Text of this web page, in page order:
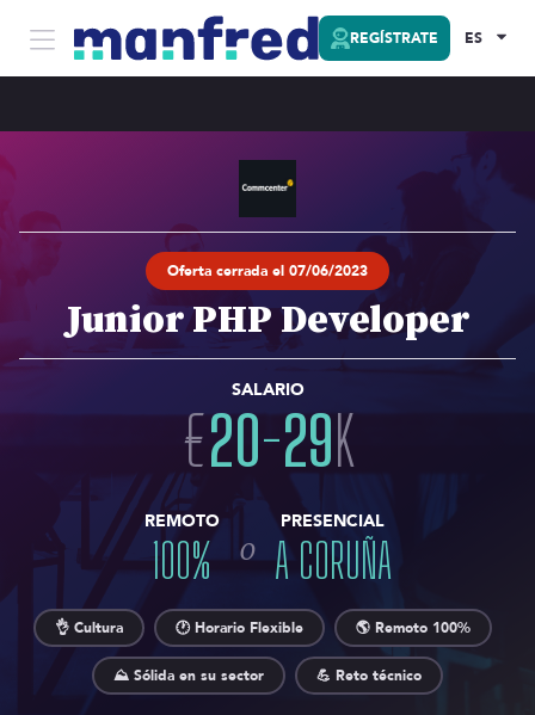
REGÍSTRATE ES
Oferta cerrada el 07/06/2023
Junior PHP Developer
SALARIO
€20-29K
REMOTO
100% o
PRESENCIAL
A CORUÑA
👌 Cultura 🕐 Horario Flexible 🌎 Remoto 100%
⛰️ Sólida en su sector 💪 Reto técnico